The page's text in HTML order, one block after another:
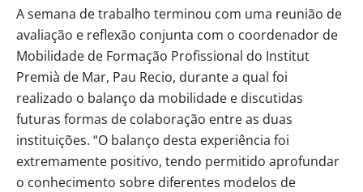
A semana de trabalho terminou com uma reunião de
avaliação e reflexão conjunta com o coordenador de
Mobilidade de Formação Profissional do Institut
Premià de Mar, Pau Recio, durante a qual foi
realizado o balanço da mobilidade e discutidas
futuras formas de colaboração entre as duas
instituições. “O balanço desta experiência foi
extremamente positivo, tendo permitido aprofundar
o conhecimento sobre diferentes modelos de